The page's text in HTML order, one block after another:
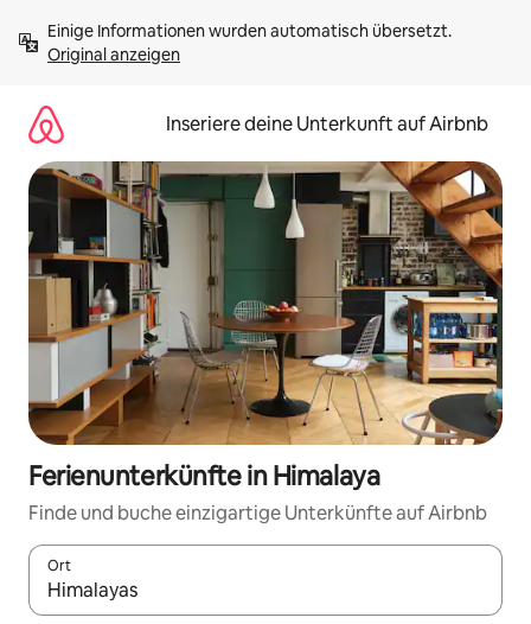
Inhalten
springenOriginal anzeigen
Inseriere deine Unterkunft auf Airbnb
Ferienunterkünfte in Himalaya
Finde und buche einzigartige Unterkünfte auf Airbnb
Ort
Wenn Ergebnisse verfügbar sind, navigiere mit den